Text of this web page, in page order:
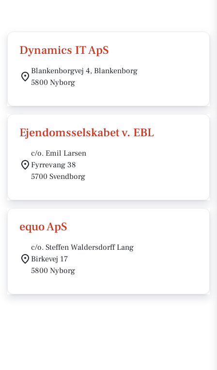
Dynamics IT ApS
Blankenborgvej 4, Blankenborg
5800 Nyborg
Ejendomsselskabet v. EBL
c/o. Emil Larsen
Fyrrevang 38
5700 Svendborg
equo ApS
c/o. Steffen Waldersdorff Lang
Birkevej 17
5800 Nyborg